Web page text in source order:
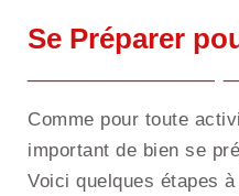
Se Préparer
Comme pour toute
important de bien se
Voici quelques étapes